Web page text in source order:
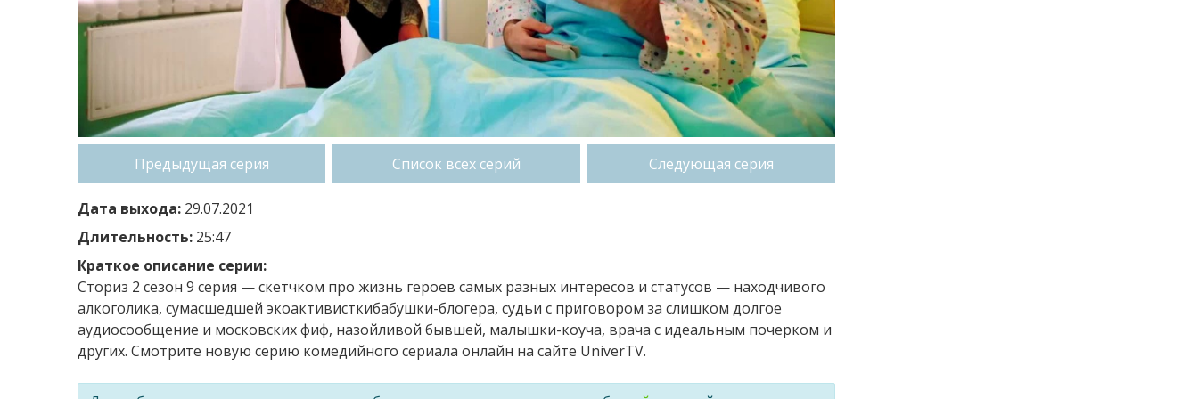
Предыдущая серия Список всех серий Следующая серия
Дата выхода: 29.07.2021
Длительность: 25:47
Краткое описание серии:
Сториз 2 сезон 9 серия — скетчком про жизнь героев самых разных интересов и статусов — находчивого
алкоголика, сумасшедшей экоактивисткибабушки-блогера, судьи с приговором за слишком долгое
аудиосообщение и московских фиф, назойливой бывшей, малышки-коуча, врача с идеальным почерком и
других. Смотрите новую серию комедийного сериала онлайн на сайте UniverTV.